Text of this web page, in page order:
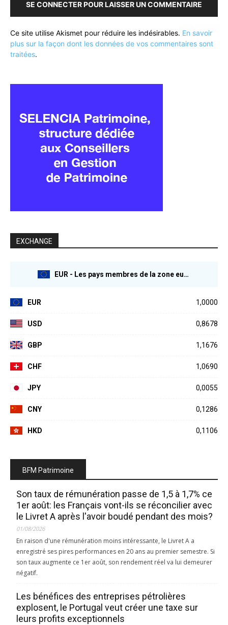
SE CONNECTER POUR LAISSER UN COMMENTAIRE
Ce site utilise Akismet pour réduire les indésirables. En savoir
plus sur la façon dont les données de vos commentaires sont
traitées.
EXCHANGE
EUR - Les pays membres de la zone euro
EUR 1,0000
USD 0,8678
GBP 1,1676
CHF 1,0690
JPY 0,0055
CNY 0,1286
HKD 0,1106
BFM Patrimoine
Son taux de rémunération passe de 1,5 à 1,7% ce
1er août: les Français vont-ils se réconcilier avec
le Livret A après l'avoir boudé pendant des mois?
01/08/2026
En raison d'une rémunération moins intéressante, le Livret A a
enregistré ses pires performances en 20 ans au premier semestre. Si
son taux augmente ce 1er août, son rendement réel va lui demeurer
négatif.
Les bénéfices des entreprises pétrolières
explosent, le Portugal veut créer une taxe sur
leurs profits exceptionnels